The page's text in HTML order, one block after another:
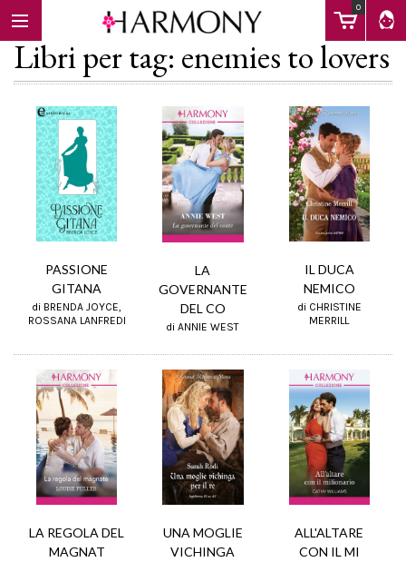
0
EBOOK
Libri per tag: enemies to lovers
PASSIONE
GITANA
di BRENDA JOYCE,
ROSSANA LANFREDI
LA
GOVERNANTE
DEL CO
di ANNIE WEST
IL DUCA
NEMICO
di CHRISTINE
MERRILL
LA REGOLA DEL
MAGNAT
UNA MOGLIE
VICHINGA
ALL'ALTARE
CON IL MI